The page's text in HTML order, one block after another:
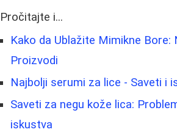
Pročitajte i...
Kako da Ublažite Mimikne Bore:
Proizvodi
Najbolji serumi za lice - Saveti i
Saveti za negu kože lica:
iskustva